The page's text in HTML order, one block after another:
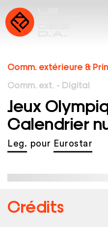
Comm. extérieure &
Comm. ext. - Digital
Jeux
Calendrier
Leg. pour Eurostar
Crédits